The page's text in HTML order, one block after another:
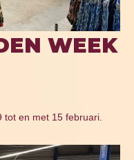
WEEK
tot en met 15 februari.